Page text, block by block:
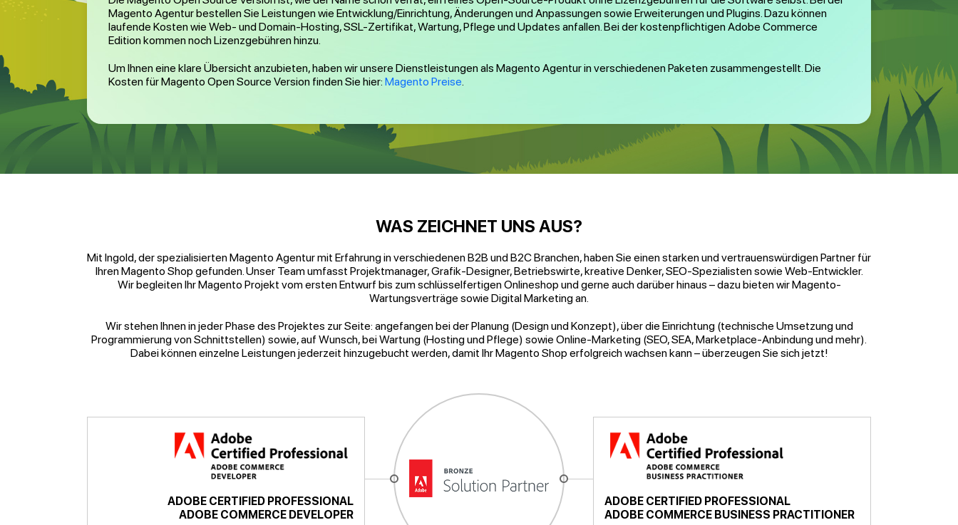
Magento Agentur bestellen Sie Leistungen wie Entwicklung/Einrichtung, Änderungen und Anpassungen sowie Erweiterungen und Plugins. Dazu können
laufende Kosten wie Web- und Domain-Hosting, SSL-Zertifikat, Wartung, Pflege und Updates anfallen. Bei der kostenpflichtigen Adobe Commerce
Edition kommen noch Lizenzgebühren hinzu.
Um Ihnen eine klare Übersicht anzubieten, haben wir unsere Dienstleistungen als Magento Agentur in verschiedenen Paketen zusammengestellt. Die
Kosten für Magento Open Source Version finden Sie hier: Magento Preise.
WAS ZEICHNET UNS AUS?
Mit Ingold, der spezialisierten Magento Agentur mit Erfahrung in verschiedenen B2B und B2C Branchen, haben Sie einen starken und vertrauenswürdigen Partner für
Ihren Magento Shop gefunden. Unser Team umfasst Projektmanager, Grafik-Designer, Betriebswirte, kreative Denker, SEO-Spezialisten sowie Web-Entwickler.
Wir begleiten Ihr Magento Projekt vom ersten Entwurf bis zum schlüsselfertigen Onlineshop und gerne auch darüber hinaus – dazu bieten wir Magento-
Wartungsverträge sowie Digital Marketing an.
Wir stehen Ihnen in jeder Phase des Projektes zur Seite: angefangen bei der Planung (Design und Konzept), über die Einrichtung (technische Umsetzung und
Programmierung von Schnittstellen) sowie, auf Wunsch, bei Wartung (Hosting und Pflege) sowie Online-Marketing (SEO, SEA, Marketplace-Anbindung und mehr).
Dabei können einzelne Leistungen jederzeit hinzugebucht werden, damit Ihr Magento Shop erfolgreich wachsen kann – überzeugen Sie sich jetzt!
ADOBE CERTIFIED PROFESSIONAL
ADOBE COMMERCE DEVELOPER
ADOBE CERTIFIED PROFESSIONAL
ADOBE COMMERCE BUSINESS PRACTITIONER